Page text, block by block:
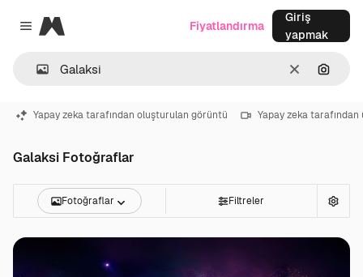
Close menu
Magnific
Temizlemek
Fiyatlandırma
Giriş
yapmak
Yapay zeka tarafından oluşturulan görüntü Yapay zeka
Galaksi Fotoğraflar
Fotoğraflar Filtreler